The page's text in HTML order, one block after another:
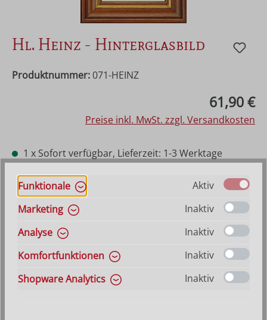
Hl. Heinz - Hinterglasbild
Produktnummer: 071-HEINZ
61,90 €
Preise inkl. MwSt. zzgl. Versandkosten
1 x Sofort verfügbar, Lieferzeit: 1-3 Werktage
2026
Produkt Anzahl: Gib den gewünschten
VERSANDKOSTENFREI (DE) AB 150,-*
Funktionale
Aktiv
Marketing
Inaktiv
Analyse
Inaktiv
Komfortfunktionen
Inaktiv
Shopware Analytics
Inaktiv